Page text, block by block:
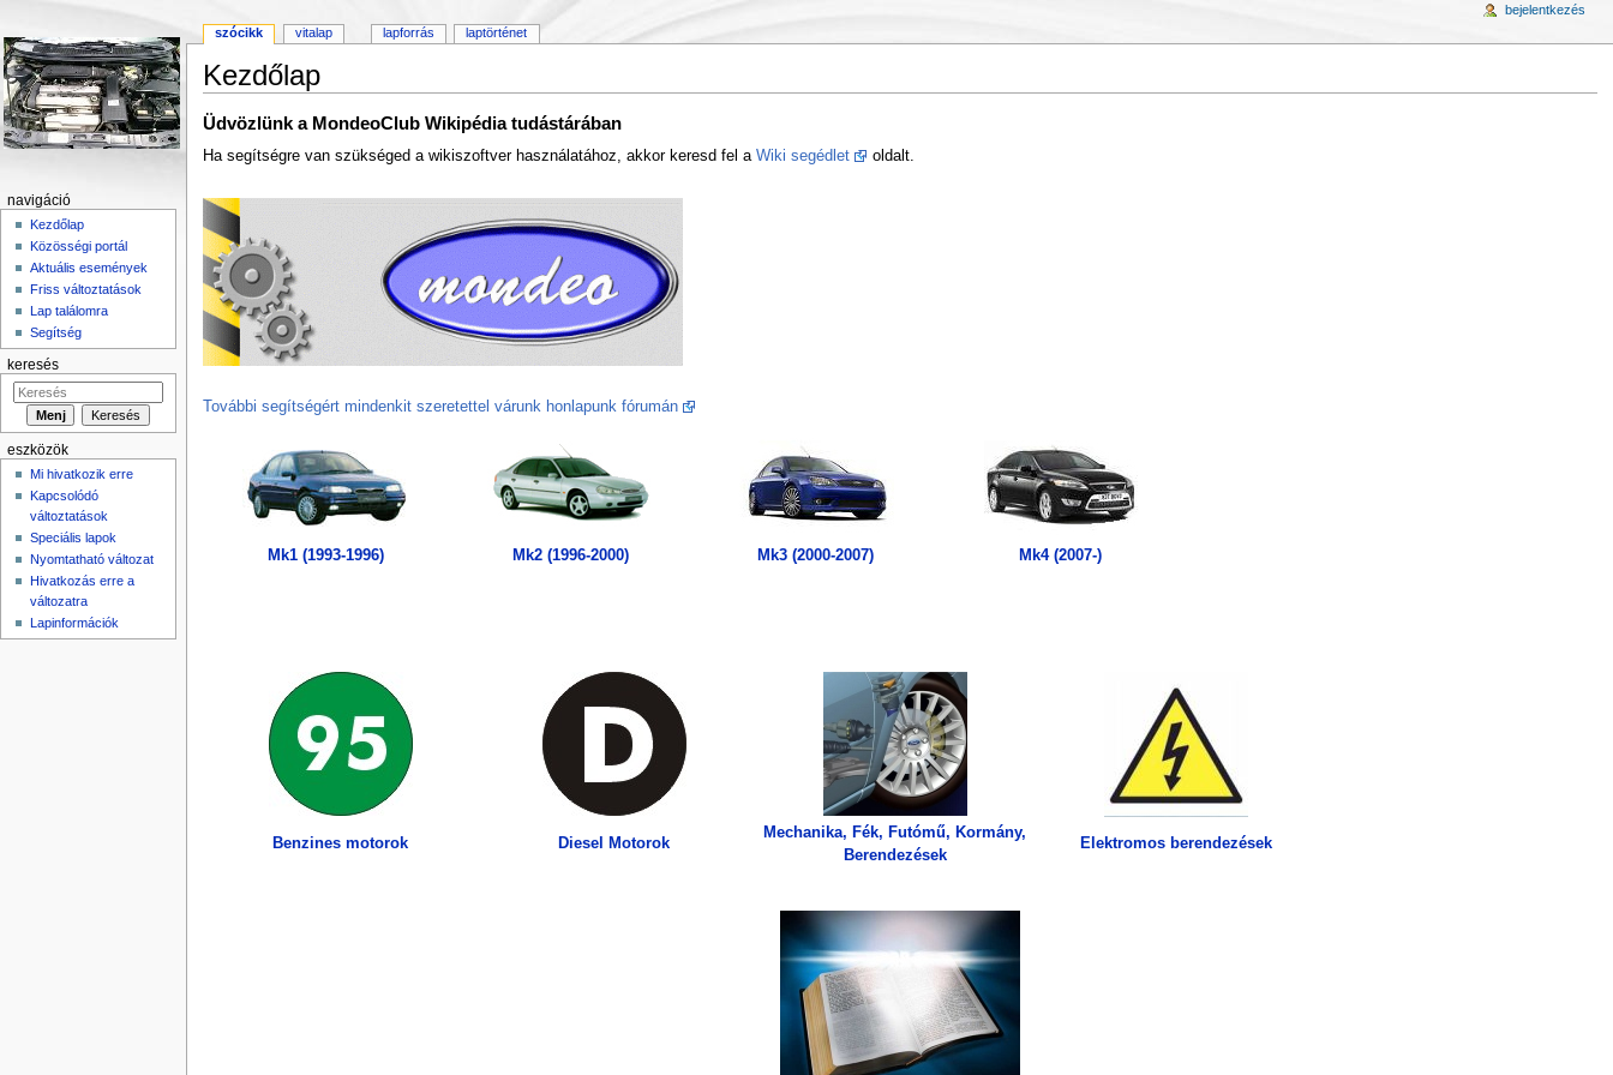
Kezdőlap
Üdvözlünk a MondeoClub Wikipédia tudástárában
Ha segítségre van szükséged a wikiszoftver használatához, akkor keresd fel a Wiki segédlet oldalt.
További segítségért mindenkit szeretettel várunk honlapunk fórumán
Mk1 (1993-1996) Mk2 (1996-2000) Mk3 (2000-2007) Mk4 (2007-)
Benzines motorok Diesel Motorok
Mechanika, Fék, Futómű, Kormány,
Berendezések
Elektromos berendezések
szócikk vitalap lapforrás laptörténet
bejelentkezés
navigáció
Kezdőlap
Közösségi portál
Aktuális események
Friss változtatások
Lap találomra
Segítség
keresés
eszközök
Mi hivatkozik erre
Kapcsolódó
változtatások
Speciális lapok
Nyomtatható változat
Hivatkozás erre a
változatra
Lapinformációk